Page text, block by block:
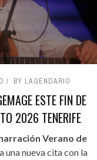
BY LAGENDARIO
ESTE FIN DE
2026 TENERIFE
Verano de
una nueva cita con la